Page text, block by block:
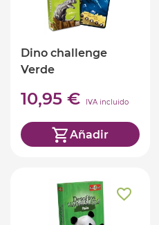
Dino challenge
Verde
10,95 € IVA incluido
Añadir